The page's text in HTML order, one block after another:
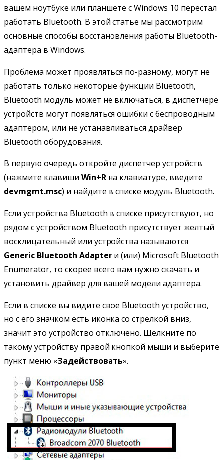
вашем ноутбуке или планшете с Windows 10 перестал
работать Bluetooth. В этой статье мы рассмотрим
основные способы восстановления работы Bluetooth-
адаптера в Windows.
Проблема может проявляться по-разному, могут не
работать только некоторые функции Bluetooth,
Bluetooth модуль может не включаться, в диспетчере
устройств могут появляться ошибки с беспроводным
адаптером, или не устанавливаться драйвер
Bluetooth оборудования.
В первую очередь откройте диспетчер устройств
(нажмите клавиши Win+R на клавиатуре, введите
devmgmt.msc) и найдите в списке модуль Bluetooth.
Если устройства Bluetooth в списке присутствуют, но
рядом с устройством Bluetooth присутствует желтый
восклицательный или устройства называются
Generic Bluetooth Adapter и (или) Microsoft Bluetooth
Enumerator, то скорее всего вам нужно скачать и
установить драйвер для вашей модели адаптера.
Если в списке вы видите свое Bluetooth устройство,
но с его значком есть иконка со стрелкой вниз,
значит это устройство отключено. Щелкните по
такому устройству правой кнопкой мыши и выберите
пункт меню «Задействовать».